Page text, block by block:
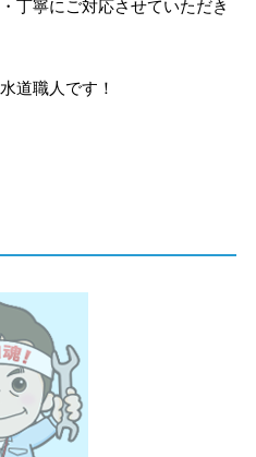
丁寧にご対応させていただき
道職人です！